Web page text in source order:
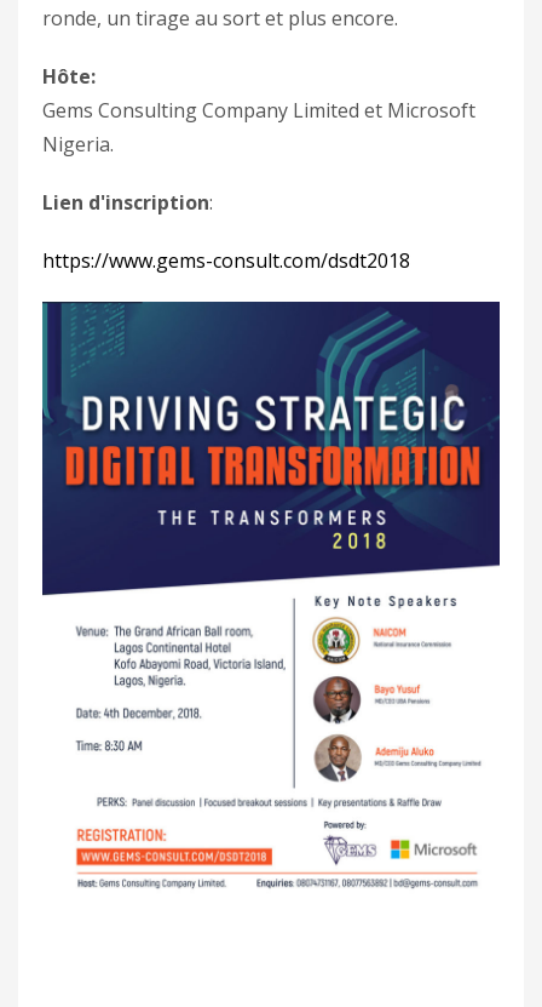
ronde, un tirage au sort et plus encore.
Hôte:
Gems Consulting Company Limited et Microsoft
Nigeria.
Lien d'inscription:
https://www.gems-consult.com/dsdt2018